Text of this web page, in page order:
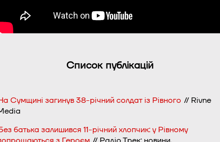
Список публікацій
Сумщині загинув 38-річний солдат із Рівного // Rivne
батька залишився 11-річний хлопчик: у Рівному